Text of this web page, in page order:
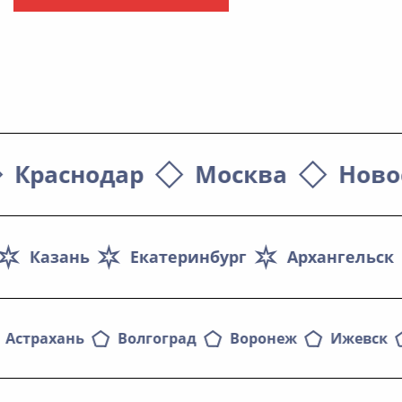
Краснодар Москва
Архангельск
Екатеринбург
Казань
Астрахань Волгоград Воронеж Ижевск